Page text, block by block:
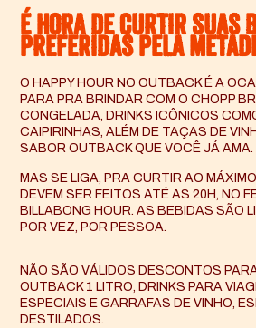
É HORA DE CURTIR SUAS
PREFERIDAS PELA
O HAPPY HOUR NO OUTBACK É A
PARA PRA BRINDAR COM O CHOPP
CONGELADA, DRINKS ICÔNICOS
CAIPIRINHAS, ALÉM DE TAÇAS DE
SABOR OUTBACK QUE VOCÊ JÁ AMA.
MAS SE LIGA, PRA CURTIR AO
DEVEM SER FEITOS ATÉ AS 20H, NO
BILLABONG HOUR. AS BEBIDAS SÃO
POR VEZ, POR PESSOA.
NÃO SÃO VÁLIDOS DESCONTOS
OUTBACK 1 LITRO, DRINKS PARA
ESPECIAIS E GARRAFAS DE VINHO,
DESTILADOS.